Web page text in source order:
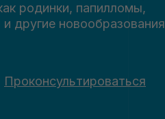
родинки, папилломы,
другие новообразования
Проконсультироваться